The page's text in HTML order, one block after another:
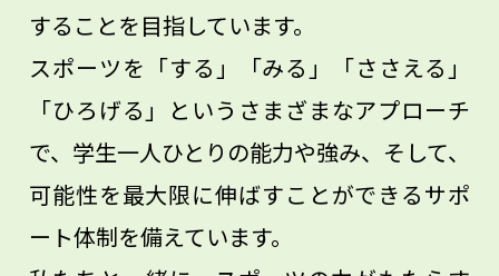
することを目指しています。
スポーツを「する」「みる」「ささえる」
「ひろげる」というさまざまなアプローチ
で、学生一人ひとりの能力や強み、そして、
可能性を最大限に伸ばすことができるサポ
ート体制を備えています。